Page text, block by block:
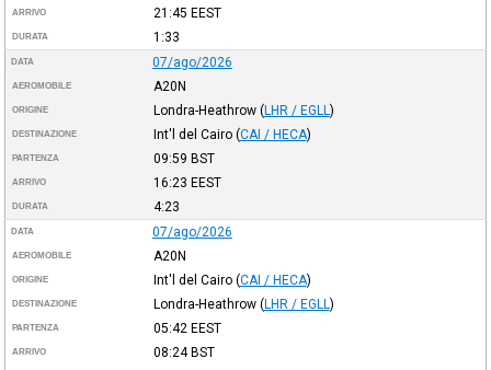
ARRIVO 21:45 EEST
DURATA 1:33
DATA 07/ago/2026
AEROMOBILE A20N
ORIGINE Londra-Heathrow (LHR / EGLL )
DESTINAZIONE Int'l del Cairo (CAI / HECA)
PARTENZA 09:59 BST
ARRIVO 16:23 EEST
DURATA 4:23
DATA 07/ago/2026
AEROMOBILE A20N
ORIGINE Int'l del Cairo (CAI / HECA)
DESTINAZIONE Londra-Heathrow (LHR / EGLL )
PARTENZA 05:42 EEST
ARRIVO 08:24BST